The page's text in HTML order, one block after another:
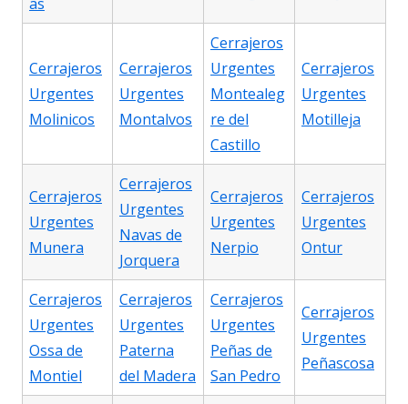
Cerrajeros
Urgentes
Molinicos
Cerrajeros
Urgentes
Montalvos
Cerrajeros
Urgentes
Montealeg
re del
Castillo
Cerrajeros
Urgentes
Motilleja
Cerrajeros
Urgentes
Munera
Cerrajeros
Urgentes
Navas de
Jorquera
Cerrajeros
Urgentes
Nerpio
Cerrajeros
Urgentes
Ontur
Cerrajeros
Urgentes
Ossa de
Montiel
Cerrajeros
Urgentes
Paterna
del Madera
Cerrajeros
Urgentes
Peñas de
San Pedro
Cerrajeros
Urgentes
Peñascosa